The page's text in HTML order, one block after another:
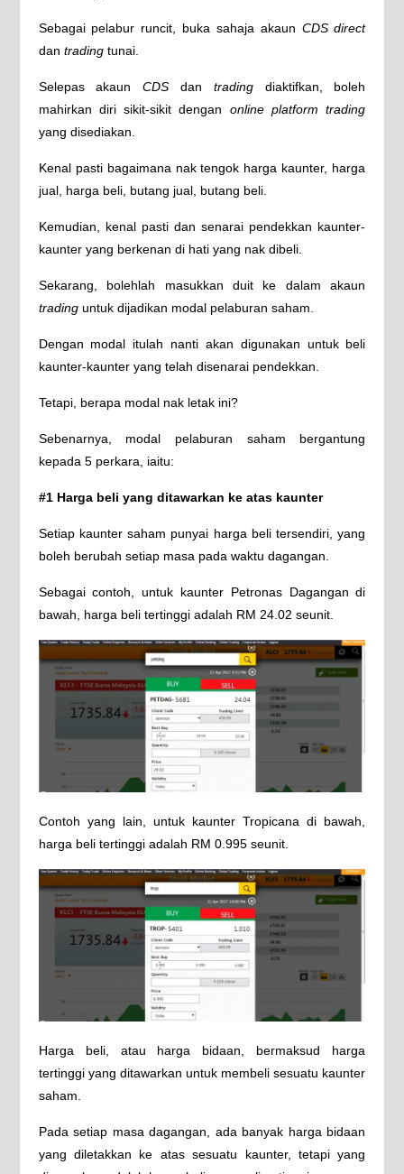
Sebagai pelabur runcit, buka sahaja akaun CDS direct
dan tradingtunai.
Selepas akaunCDS dan tradingdiaktifkan, boleh
mahirkan diri sikit-sikit dengan online platform trading
yang disediakan.
Kenal pasti bagaimana nak tengok harga kaunter, harga
jual, harga beli, butang jual, butang beli.
Kemudian, kenal pasti dan senarai pendekkan kaunter-
kaunter yang berkenan di hati yang nak dibeli.
Sekarang, bolehlah masukkan duit ke dalam akaun
tradinguntuk dijadikan modal pelaburan saham.
Dengan modal itulah nanti akan digunakan untuk beli
kaunter-kaunter yang telah disenarai pendekkan.
Tetapi, berapa modal nak letak ini?
Sebenarnya, modal pelaburan saham bergantung
kepada 5 perkara, iaitu:
#1 Harga beli yang ditawarkan ke atas kaunter
Setiap kaunter saham punyai harga beli tersendiri, yang
boleh berubah setiap masa pada waktu dagangan.
Sebagai contoh, untuk kaunter Petronas Dagangan di
bawah, harga beli tertinggi adalah RM 24.02 seunit.
Contoh yang lain, untuk kaunter Tropicana di bawah,
harga beli tertinggi adalah RM 0.995 seunit.
Harga beli, atau harga bidaan, bermaksud harga
tertinggi yang ditawarkan untuk membeli sesuatu kaunter
saham.
Pada setiap masa dagangan, ada banyak harga bidaan
yang diletakkan ke atas sesuatu kaunter, tetapi yang